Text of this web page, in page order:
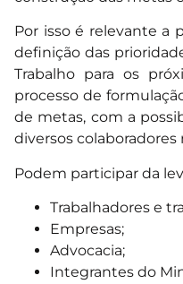
Por isso é relevante a
definição das
Trabalho para os
processo de
de metas, com a
diversos colaboradores
Podem participar da
Trabalhadores e
Empresas;
Advocacia;
Integrantes do